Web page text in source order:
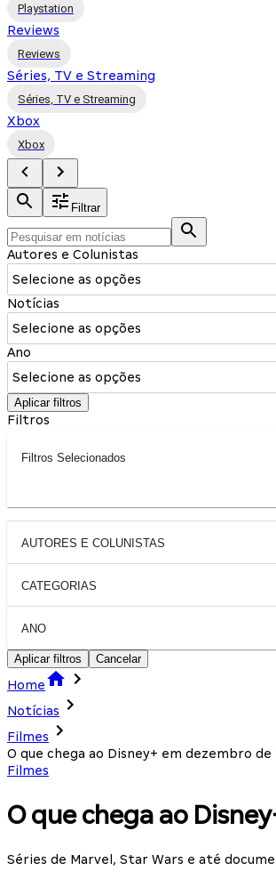
Playstation
Reviews
Reviews
Séries, TV e Streaming
Séries, TV e Streaming
Xbox
Xbox
Filtrar
Autores e Colunistas
Selecione as opções
Notícias
Selecione as opções
Ano
Selecione as opções
Aplicar filtros
Filtros
Filtros Selecionados
AUTORES E COLUNISTAS
CATEGORIAS
ANO
Aplicar filtros Cancelar
Home
Notícias
Filmes
O que chega ao Disney+ em dezembro de
Filmes
O que chega ao
Séries de Marvel, Star Wars e até